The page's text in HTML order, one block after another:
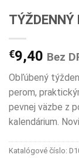
€9,40 Bez
Obľúbený
perom,
pevnej väzbe z
kalendárium.
Katalógové číslo: